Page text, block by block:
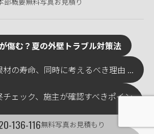
傷む？夏の外壁トラブル対策法
の寿命、同時に考えるべき理由 ...
ェック、施主が確認すべきポイン
136-116無料写真お見積もり